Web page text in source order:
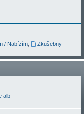
/ Nabízím,
Zkušebny
alb